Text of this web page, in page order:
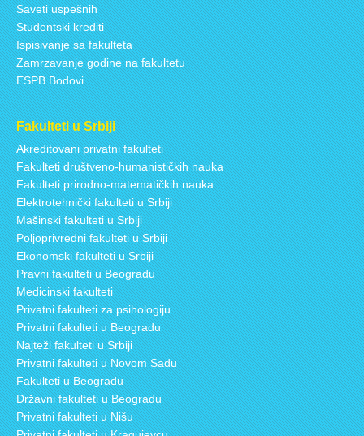
Saveti uspešnih
Studentski krediti
Ispisivanje sa fakulteta
Zamrzavanje godine na fakultetu
ESPB Bodovi
Fakulteti u Srbiji
Akreditovani privatni fakulteti
Fakulteti društveno-humanističkih nauka
Fakulteti prirodno-matematičkih nauka
Elektrotehnički fakulteti u Srbiji
Mašinski fakulteti u Srbiji
Poljoprivredni fakulteti u Srbiji
Ekonomski fakulteti u Srbiji
Pravni fakulteti u Beogradu
Medicinski fakulteti
Privatni fakulteti za psihologiju
Privatni fakulteti u Beogradu
Najteži fakulteti u Srbiji
Privatni fakulteti u Novom Sadu
Fakulteti u Beogradu
Državni fakulteti u Beogradu
Privatni fakulteti u Nišu